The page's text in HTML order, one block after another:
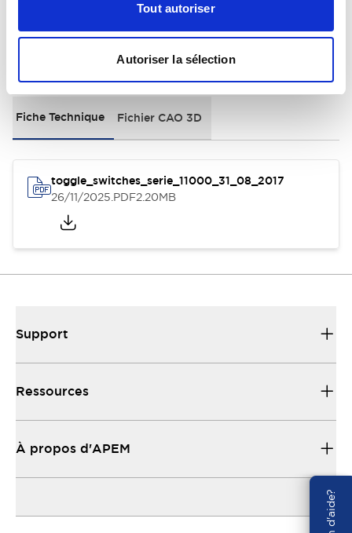
Tout autoriser
Autoriser la sélection
Documents et fichiers
Fiche Technique Fichier CAO 3D
toggle_switches_serie_11000_31_08_2017
26/11/2025.PDF2.20MB
Support
Ressources
À propos d'APEM